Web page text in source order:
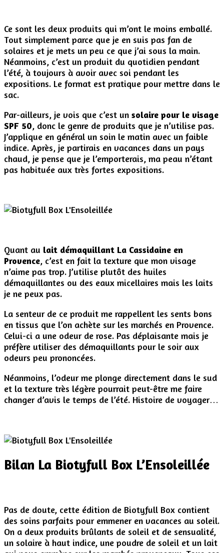
Ce sont les deux produits qui m’ont le moins emballé.
Tout simplement parce que je en suis pas fan de
solaires et je mets un peu ce que j’ai sous la main.
Néanmoins, c’est un produit du quotidien pendant
l’été, à toujours à avoir avec soi pendant les
expositions. Le format est pratique pour mettre dans le
sac.
Par-ailleurs, je vois que c’est un solaire pour le visage
SPF 50, donc le genre de produits que je n’utilise pas.
J’applique en général un soin le matin avec un faible
indice. Après, je partirais en vacances dans un pays
chaud, je pense que je l’emporterais, ma peau n’étant
pas habituée aux très fortes expositions.
Quant au lait démaquillant La Cassidaine en
Provence, c’est en fait la texture que mon visage
n’aime pas trop. J’utilise plutôt des huiles
démaquillantes ou des eaux micellaires mais les laits
je ne peux pas.
La senteur de ce produit me rappellent les sents bons
en tissus que l’on achète sur les marchés en Provence.
Celui-ci a une odeur de rose. Pas déplaisante mais je
préfère utiliser des démaquillants pour le soir aux
odeurs peu prononcées.
Néanmoins, l’odeur me plonge directement dans le sud
et la texture très légère pourrait peut-être me faire
changer d’avis le temps de l’été. Histoire de voyager…
Bilan La Biotyfull Box L’Ensoleillée
Pas de doute, cette édition de Biotyfull Box contient
des soins parfaits pour emmener en vacances au soleil.
On a deux produits brûlants de soleil et de sensualité,
un solaire à haut indice, une poudre de soleil et un lait